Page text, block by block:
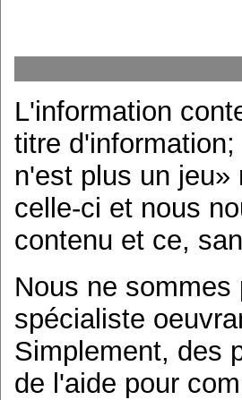
L'information
titre
n'est plus un
celle-ci et nous
contenu et ce,
Nous ne
spécialiste
Simplement, des
de l'aide pour